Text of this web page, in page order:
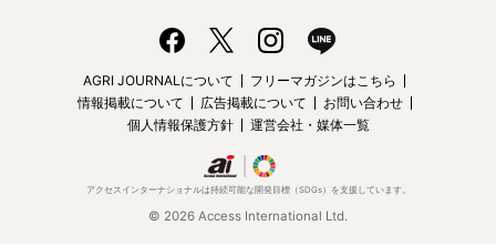
AGRI JOURNALについて
フリーマガジンはこちら
情報掲載について
広告掲載について
お問い合わせ
個人情報保護方針
運営会社・媒体一覧
アクセスインターナショナルは持続可能な開発目標（SDGs）を支援しています。
© 2026 Access International Ltd.